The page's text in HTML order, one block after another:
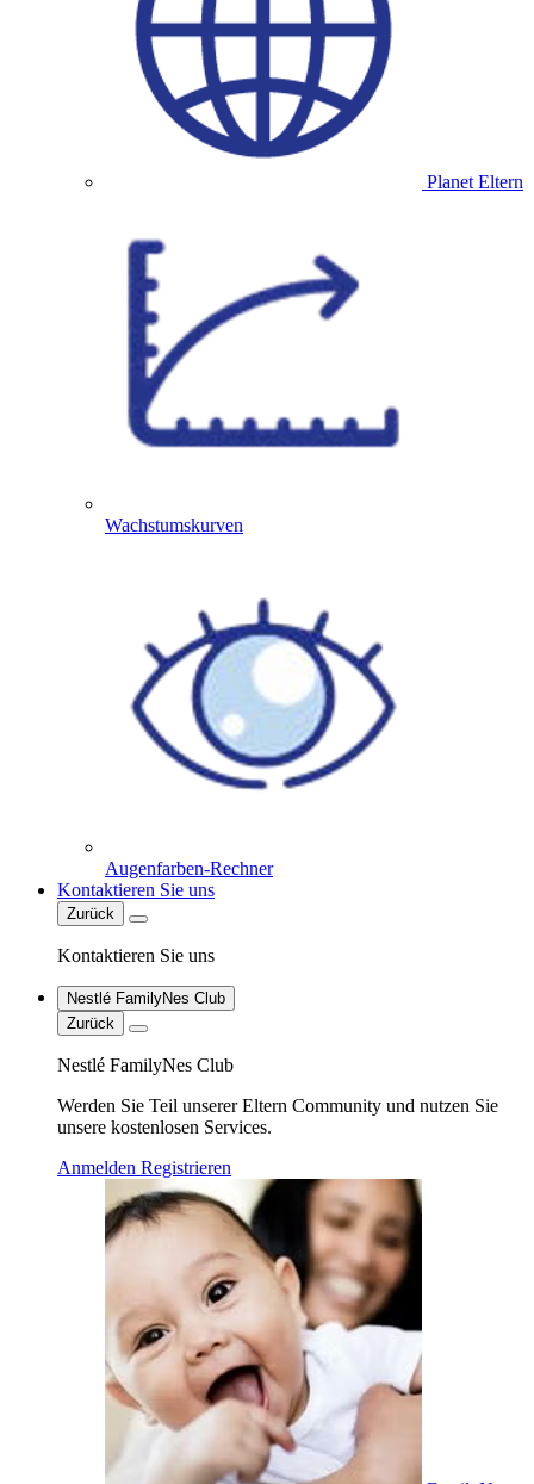
Planet Eltern
Wachstumskurven
Augenfarben-Rechner
Kontaktieren Sie uns
Zurück
Kontaktieren Sie uns
Nestlé FamilyNes Club
Zurück
Nestlé FamilyNes Club
Werden Sie Teil unserer Eltern Community und nutzen Sie
unsere kostenlosen Services.
Anmelden Registrieren